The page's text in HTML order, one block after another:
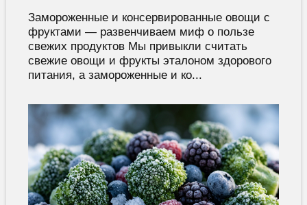
Замороженные и консервированные овощи с
фруктами — развенчиваем миф о пользе
свежих продуктов Мы привыкли считать
свежие овощи и фрукты эталоном здорового
питания, а замороженные и ко...